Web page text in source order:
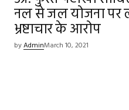
नल से जल योजना पर
भ्रष्टाचार के आरोप
byAdminMarch 10, 2021